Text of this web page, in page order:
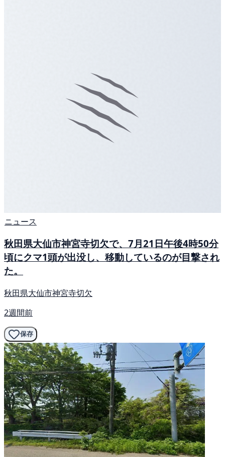
ニュース
秋田県大仙市神宮寺切欠で、7月21日午後4時50分
頃にクマ1頭が出没し、移動しているのが目撃され
た。
秋田県大仙市神宮寺切欠
2週間前
保存